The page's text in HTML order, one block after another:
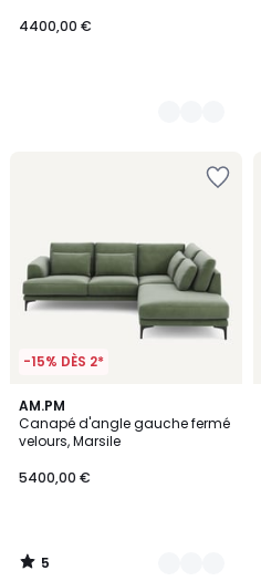
4400,00 €
-15% DÈS 2*
AM.PM
Canapé d'angle gauche fermé
velours, Marsile
5400,00 €
5
/
5
17
Couleurs
5
/